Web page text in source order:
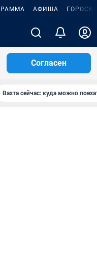
АФИША
Согласен
Вахта сейчас: куда можно